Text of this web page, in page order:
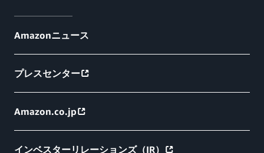
Amazonニュース
プレスセンター
Amazon.co.jp
インベスターリレーションズ（IR）